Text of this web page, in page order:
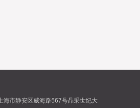
上海市静安区威海路567号晶采世纪大